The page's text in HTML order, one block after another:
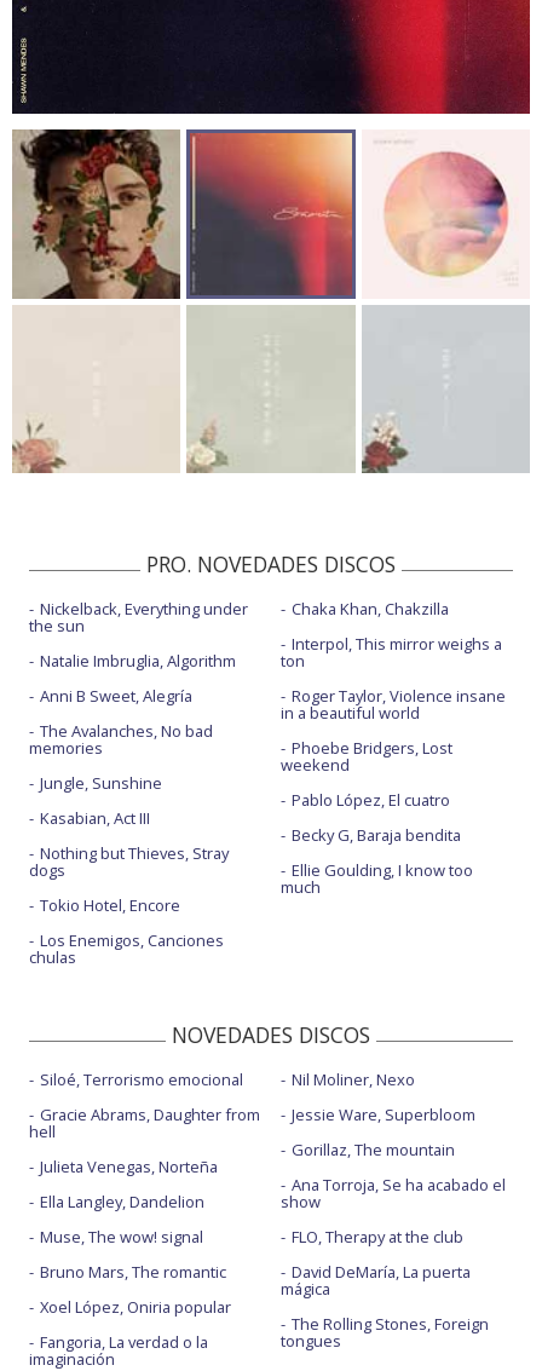
PRO. NOVEDADES DISCOS
Nickelback, Everything under
the sun
Natalie Imbruglia, Algorithm
Anni B Sweet, Alegría
The Avalanches, No bad
memories
Jungle, Sunshine
Kasabian, Act III
Nothing but Thieves, Stray
dogs
Tokio Hotel, Encore
Los Enemigos, Canciones
chulas
Chaka Khan, Chakzilla
Interpol, This mirror weighs a
ton
Roger Taylor, Violence insane
in a beautiful world
Phoebe Bridgers, Lost
weekend
Pablo López, El cuatro
Becky G, Baraja bendita
Ellie Goulding, I know too
much
NOVEDADES DISCOS
Siloé, Terrorismo emocional
Gracie Abrams, Daughter from
hell
Julieta Venegas, Norteña
Ella Langley, Dandelion
Muse, The wow! signal
Bruno Mars, The romantic
Xoel López, Oniria popular
Fangoria, La verdad o la
imaginación
Nil Moliner, Nexo
Jessie Ware, Superbloom
Gorillaz, The mountain
Ana Torroja, Se ha acabado el
show
FLO, Therapy at the club
David DeMaría, La puerta
mágica
The Rolling Stones, Foreign
tongues